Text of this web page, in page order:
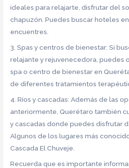
ideales para relajarte, disfrutar del
chapuzón. Puedes buscar hoteles
encuentres.
3. Spas y centros de bienestar: Si
relajante y rejuvenecedora, puedes
spa o centro de bienestar en
de diferentes tratamientos
4. Ríos y cascadas: Además de las
anteriormente, Querétaro también
y cascadas donde puedes disfrutar
Algunos de los lugares más
Cascada El Chuveje.
Recuerda que es importante